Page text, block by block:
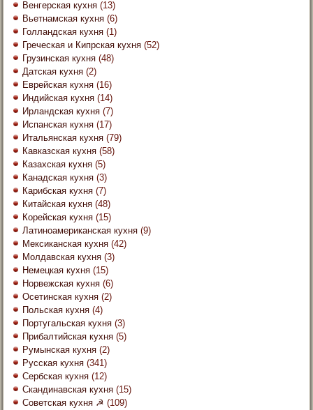
Венгерская кухня (13)
Вьетнамская кухня (6)
Голландская кухня (1)
Греческая и Кипрская кухня (52)
Грузинская кухня (48)
Датская кухня (2)
Еврейская кухня (16)
Индийская кухня (14)
Ирландская кухня (7)
Испанская кухня (17)
Итальянская кухня (79)
Кавказская кухня (58)
Казахская кухня (5)
Канадская кухня (3)
Карибская кухня (7)
Китайская кухня (48)
Корейская кухня (15)
Латиноамериканская кухня (9)
Мексиканская кухня (42)
Молдавская кухня (3)
Немецкая кухня (15)
Норвежская кухня (6)
Осетинская кухня (2)
Польская кухня (4)
Португальская кухня (3)
Прибалтийская кухня (5)
Румынская кухня (2)
Русская кухня (341)
Сербская кухня (12)
Скандинавская кухня (15)
Советская кухня ☭ (109)